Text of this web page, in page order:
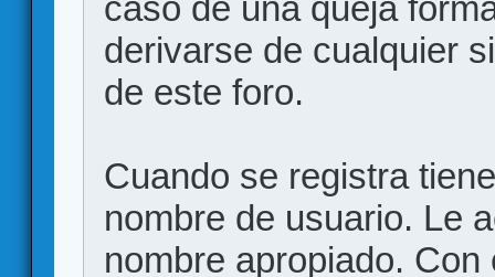
derivarse de cualquier
de este foro.
Cuando se registra
nombre de usuario. Le
nombre apropiado.